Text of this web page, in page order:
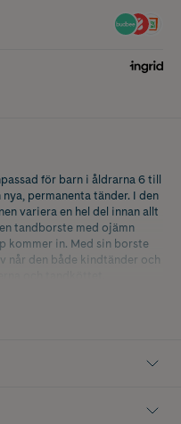
för barn i åldrarna 6 till
permanenta tänder. I den
variera en hel del innan allt
tandborste med ojämn
kommer in. Med sin borste
når den både kindtänder och